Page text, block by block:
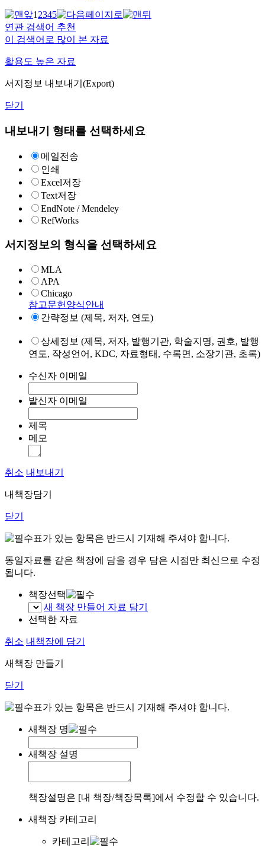
12345
연관 검색어 추천
이 검색어로 많이 본 자료
활용도 높은 자료
서지정보 내보내기(Export)
닫기
내보내기 형태를 선택하세요
메일전송
인쇄
Excel저장
Text저장
EndNote / Mendeley
RefWorks
서지정보의 형식을 선택하세요
MLA
APA
Chicago
참고문헌양식안내
간략정보 (제목, 저자, 연도)
상세정보 (제목, 저자, 발행기관, 학술지명, 권호, 발행
연도, 작성언어, KDC, 자료형태, 수록면, 소장기관, 초록)
수신자 이메일
발신자 이메일
제목
메모
취소 내보내기
내책장담기
닫기
표가 있는 항목은 반드시 기재해 주셔야 합니다.
동일자료를 같은 책장에 담을 경우 담은 시점만 최신으로 수정
됩니다.
책장선택
새 책장 만들어 자료 담기
선택한 자료
취소 내책장에 담기
새책장 만들기
닫기
표가 있는 항목은 반드시 기재해 주셔야 합니다.
새책장 명
새책장 설명
책장설명은 [내 책장/책장목록]에서 수정할 수 있습니다.
새책장 카테고리
카테고리